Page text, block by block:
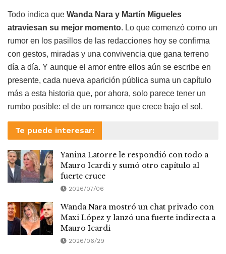
Todo indica que Wanda Nara y Martín Migueles
atraviesan su mejor momento. Lo que comenzó como un
rumor en los pasillos de las redacciones hoy se confirma
con gestos, miradas y una convivencia que gana terreno
día a día. Y aunque el amor entre ellos aún se escribe en
presente, cada nueva aparición pública suma un capítulo
más a esta historia que, por ahora, solo parece tener un
rumbo posible: el de un romance que crece bajo el sol.
Te puede interesar:
Yanina Latorre le respondió con todo a
Mauro Icardi y sumó otro capítulo al
fuerte cruce
2026/07/06
Wanda Nara mostró un chat privado con
Maxi López y lanzó una fuerte indirecta a
Mauro Icardi
2026/06/29